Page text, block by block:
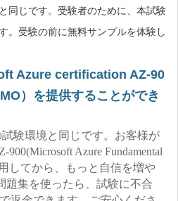
同じです。受験者のために、本試験
。受験の前に無料サンプルを体験し
Azure certification AZ-90
）を提供することができ
験環境と同じです。お客様が
Azure Fundamental
してから、もっと自信を増や
題集を使ったら、試験に不合